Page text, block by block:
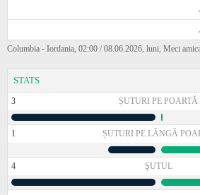
Columbia - Iordania, 02:00 / 08.06.2026, luni, Meci
STATS
3 ȘUTURI PE POARTĂ
1 ȘUTURI PE LÂNGĂ
4 ŞUTUL